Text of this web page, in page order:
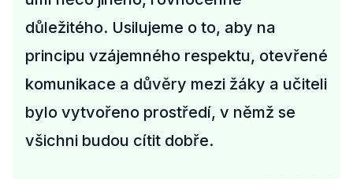
důležitého. Usilujeme o to, aby na
principu vzájemného respektu, otevřené
komunikace a důvěry mezi žáky a učiteli
bylo vytvořeno prostředí, v němž se
všichni budou cítit dobře.